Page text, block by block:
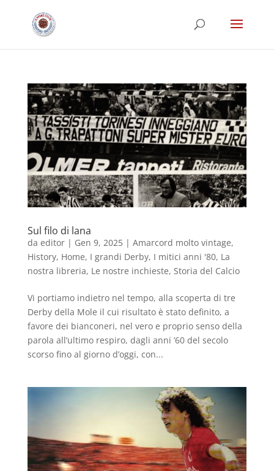
Sul filo di lana
da editor| Gen 9, 2025| Amarcord molto vintage,
History, Home, I grandi Derby, I mitici anni '80, La
nostra libreria, Le nostre inchieste, Storia del Calcio
Vi portiamo indietro nel tempo, alla scoperta di tre
Derby della Mole il cui risultato è stato definito, a
favore dei bianconeri, nel vero e proprio senso della
parola all’ultimo respiro, dagli anni ’60 del secolo
scorso fino al giorno d’oggi, con...